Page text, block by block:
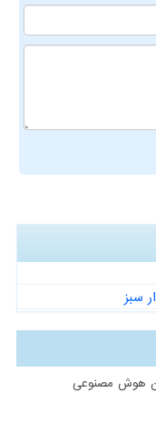
سبز
هوش مصنوعی